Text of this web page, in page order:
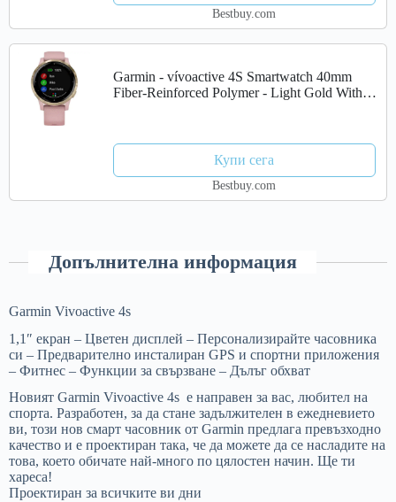
Bestbuy.com
Garmin - vívoactive 4S Smartwatch 40mm
Fiber-Reinforced Polymer - Light Gold With
Купи сега
Bestbuy.com
Допълнителна информация
Garmin Vivoactive 4s
1,1″ екран – Цветен дисплей – Персонализирайте часовника
си – Предварително инсталиран GPS и спортни приложения
– Фитнес – Функции за свързване – Дълъг обхват
Новият Garmin Vivoactive 4s е направен за вас, любител на
спорта. Разработен, за да стане задължителен в ежедневието
ви, този нов смарт часовник от Garmin предлага превъзходно
качество и е проектиран така, че да можете да се насладите на
това, което обичате най-много по цялостен начин. Ще ти
хареса!
Проектиран за всичките ви дни